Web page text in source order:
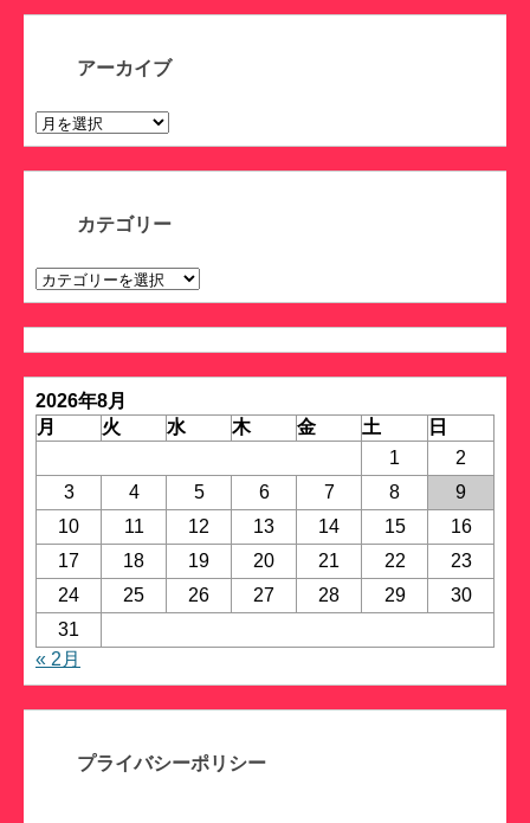
アーカイブ
ア
ー
カ
カテゴリー
カ
テ
ゴ
リ
ー
2026年8月
月
火 水 木 金 土
日
1
2
3
4 5 6 7 8
9
10
11 12 13 14 15
16
17
18 19 20 21 22
23
24
25 26 27 28 29
30
31
« 2月
プライバシーポリシー